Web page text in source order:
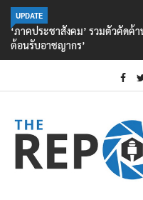
UPDATE
‘ภาคประชาสังคม’ รวมตัวคัดค้า
ต้อนรับอาชญากร’